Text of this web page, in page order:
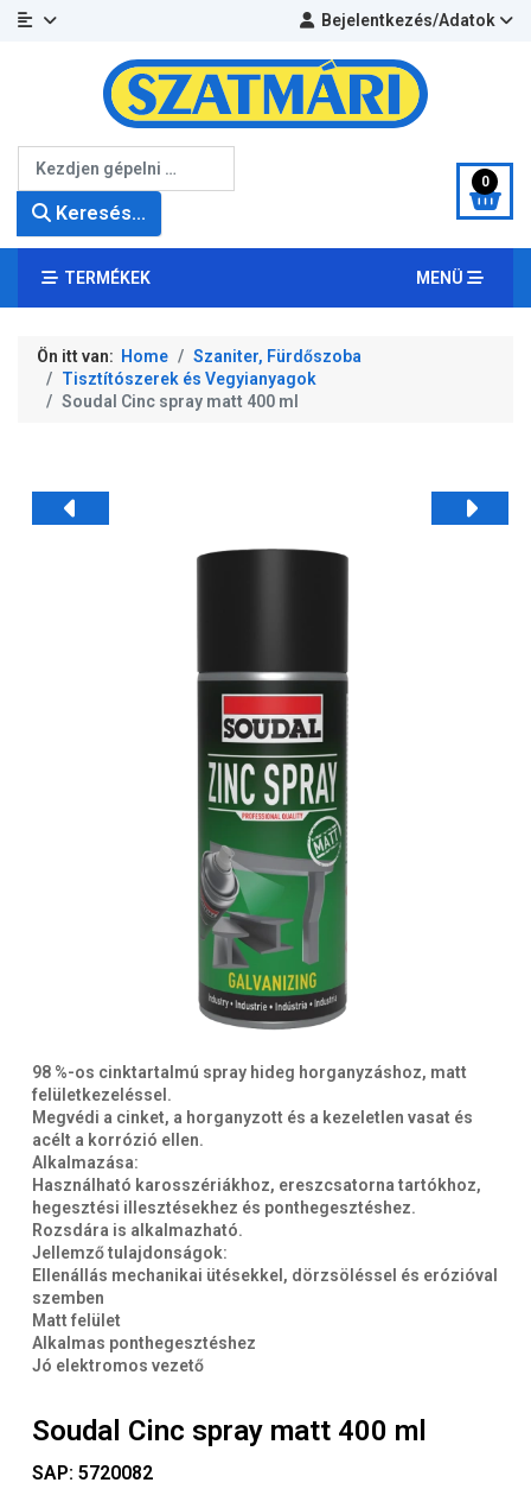
Bejelentkezés/Adatok
Keresés...
0
TERMÉKEK MENÜ
Ön itt van: Home
Szaniter, Fürdőszoba
Tisztítószerek és Vegyianyagok
Soudal Cinc spray matt 400 ml
98 %-os cinktartalmú spray hideg horganyzáshoz, matt
felületkezeléssel.
Megvédi a cinket, a horganyzott és a kezeletlen vasat és
acélt a korrózió ellen.
Alkalmazása:
Használható karosszériákhoz, ereszcsatorna tartókhoz,
hegesztési illesztésekhez és ponthegesztéshez.
Rozsdára is alkalmazható.
Jellemző tulajdonságok:
Ellenállás mechanikai ütésekkel, dörzsöléssel és erózióval
szemben
Matt felület
Alkalmas ponthegesztéshez
Jó elektromos vezető
Soudal Cinc spray matt 400 ml
SAP: 5720082